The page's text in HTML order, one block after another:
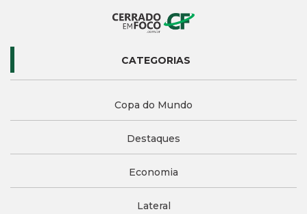
CATEGORIAS
Copa do Mundo
Destaques
Economia
Lateral